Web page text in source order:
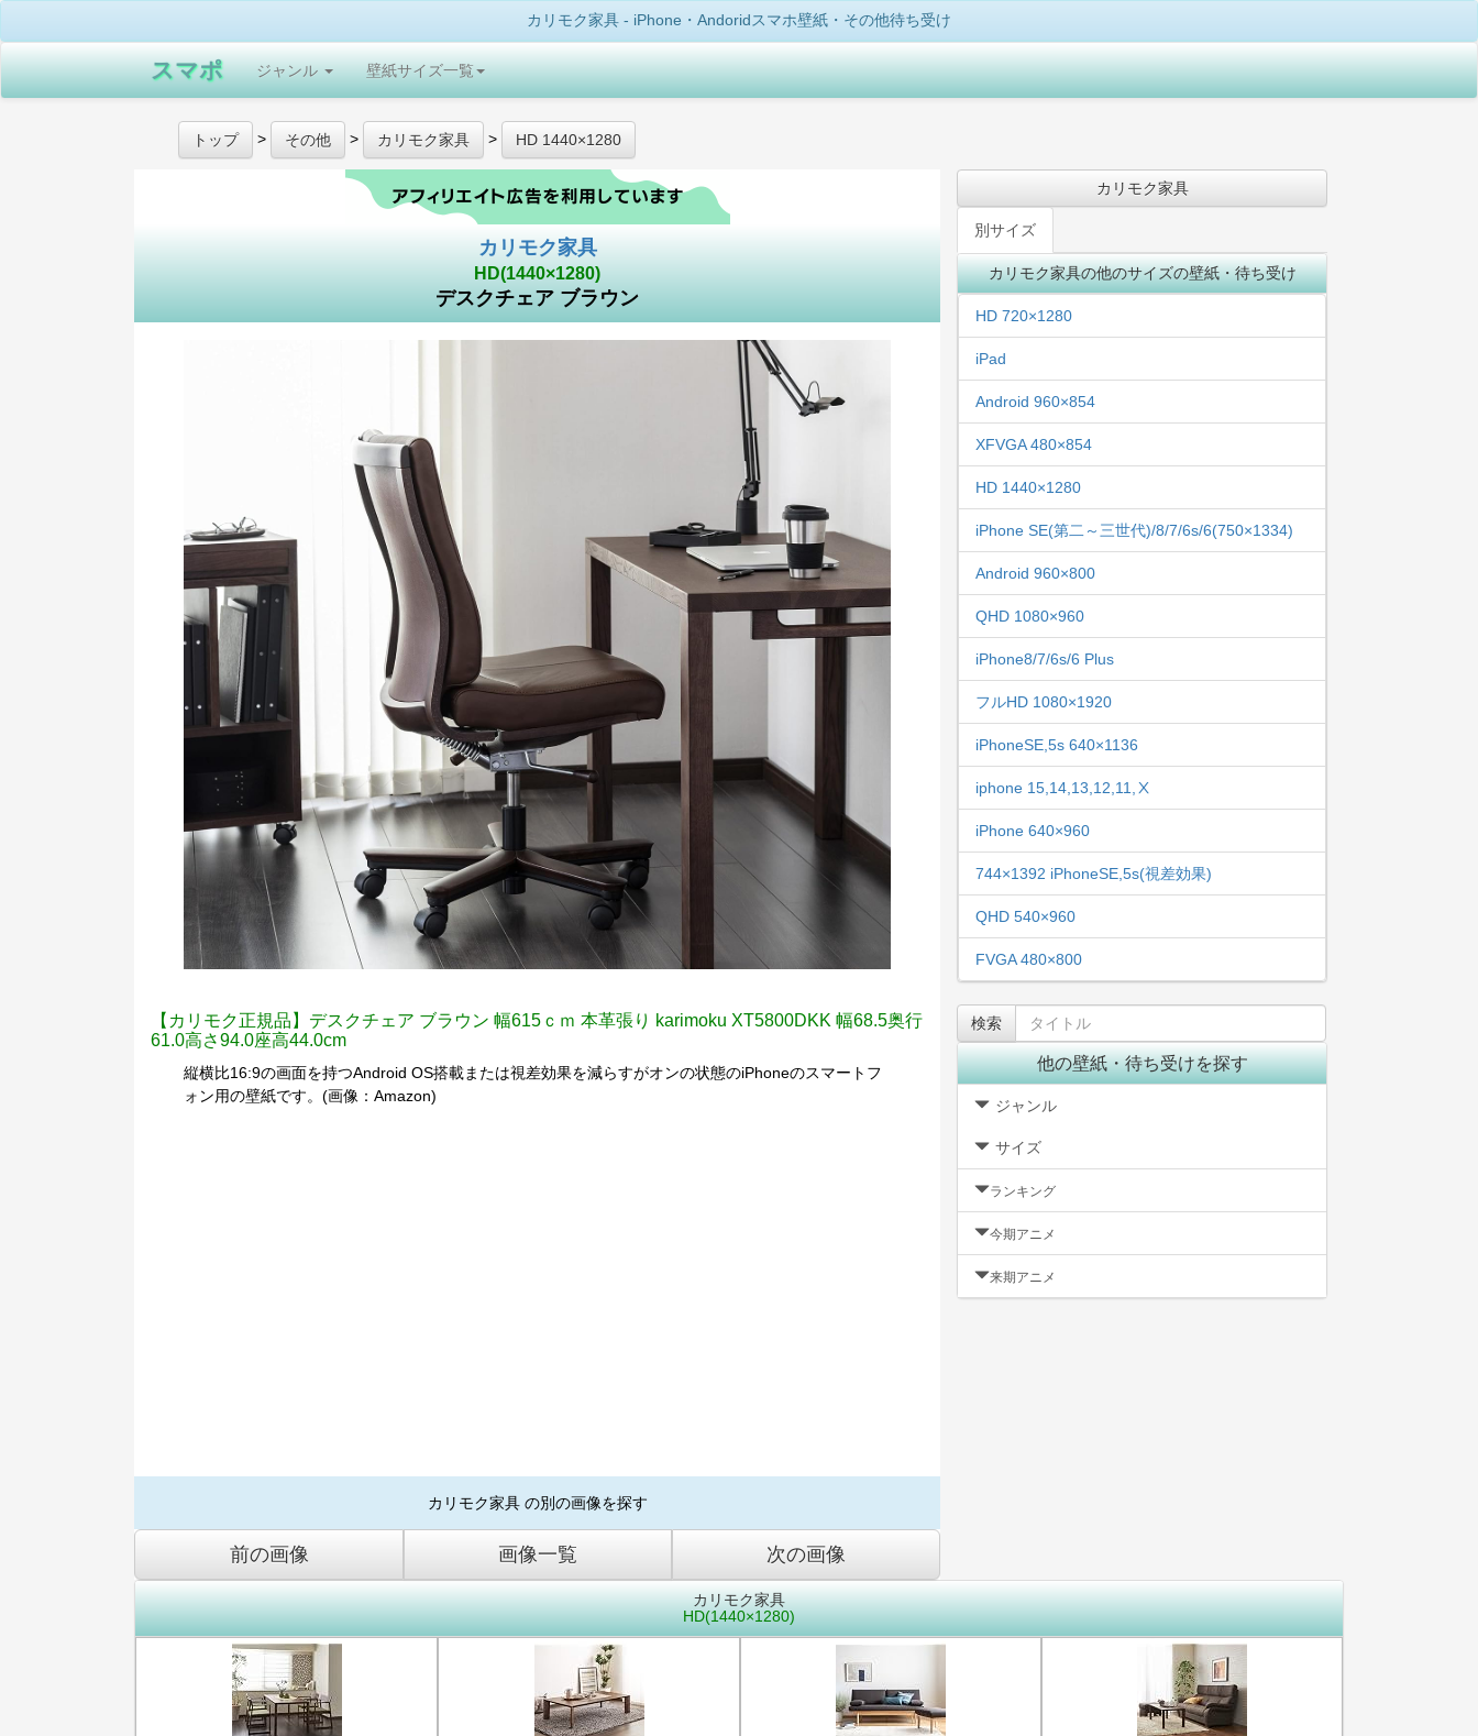
カリモク家具 - iPhone・Andoridスマホ壁紙・その他待ち受け
スマポ ジャンル 壁紙サイズ一覧
トップ > その他 > カリモク家具 > HD 1440×1280
カリモク家具
HD(1440×1280)
デスクチェア ブラウン
【カリモク正規品】デスクチェア ブラウン 幅615ｃｍ 本革張り karimoku XT5800DKK 幅68.5奥行
61.0高さ94.0座高44.0cm
縦横比16:9の画面を持つAndroid OS搭載または視差効果を減らすがオンの状態のiPhoneのスマートフ
ォン用の壁紙です。(画像：Amazon)
カリモク家具 の別の画像を探す
前の画像 画像一覧 次の画像
カリモク家具
別サイズ
カリモク家具の他のサイズの壁紙・待ち受け
HD 720×1280
iPad
Android 960×854
XFVGA 480×854
HD 1440×1280
iPhone SE(第二～三世代)/8/7/6s/6(750×1334)
Android 960×800
QHD 1080×960
iPhone8/7/6s/6 Plus
フルHD 1080×1920
iPhoneSE,5s 640×1136
iphone 15,14,13,12,11,Ⅹ
iPhone 640×960
744×1392 iPhoneSE,5s(視差効果)
QHD 540×960
FVGA 480×800
他の壁紙・待ち受けを探す
ジャンル
サイズ
ランキング
今期アニメ
来期アニメ
カリモク家具
HD(1440×1280)